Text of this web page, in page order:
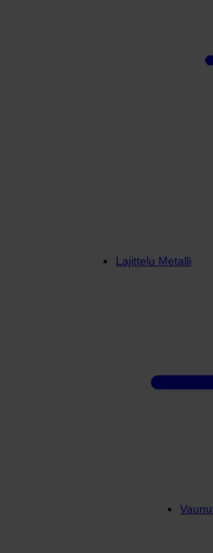
Lajittelu Metalli